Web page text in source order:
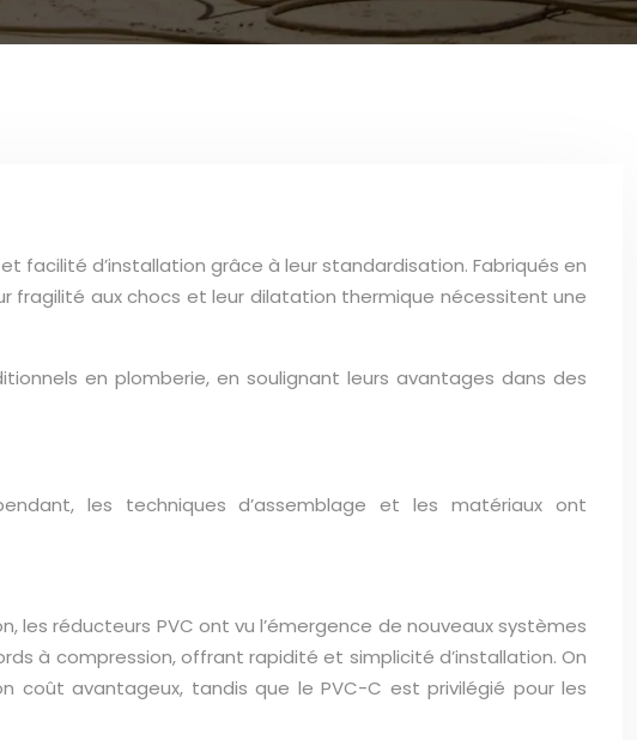
facilité d’installation grâce à leur standardisation. Fabriqués en
fragilité aux chocs et leur dilatation thermique nécessitent une
en plomberie, en soulignant leurs avantages dans des
les techniques d’assemblage et les matériaux ont
les réducteurs PVC ont vu l’émergence de nouveaux systèmes
à compression, offrant rapidité et simplicité d’installation. On
coût avantageux, tandis que le PVC-C est privilégié pour les